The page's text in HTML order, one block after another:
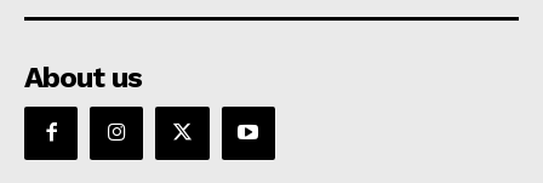
About us